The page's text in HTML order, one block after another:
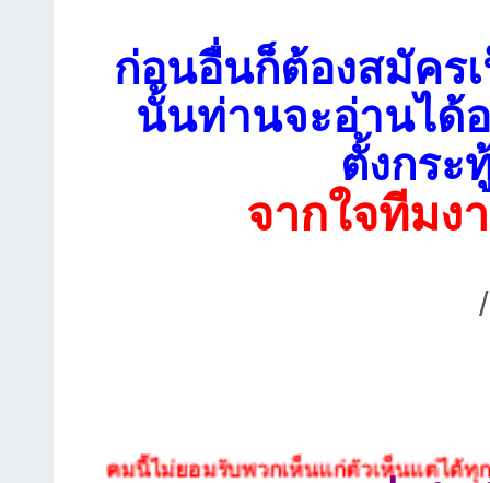
ก่อนอื่นก็ต้องสมัคร
นั้นท่านจะอ่านได้
ตั้งกระ
จากใจทีมง
คมนี้ไม่ยอมรับพวกเห็นแก่ตัวเห็นแต่ได้ทุกประเภท